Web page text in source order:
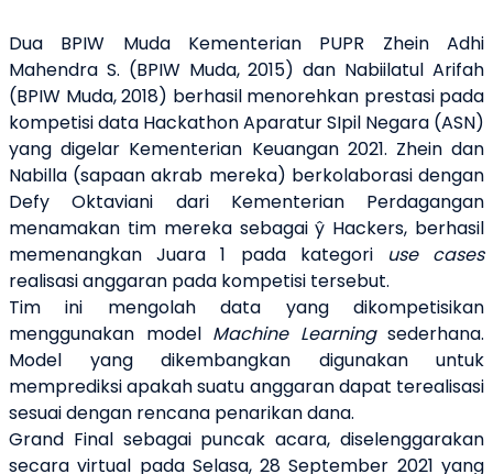
Dua BPIW Muda Kementerian PUPR Zhein Adhi
Mahendra S. (BPIW Muda, 2015) dan Nabiilatul Arifah
(BPIW Muda, 2018) berhasil menorehkan prestasi pada
kompetisi data Hackathon Aparatur SIpil Negara (ASN)
yang digelar Kementerian Keuangan 2021. Zhein dan
Nabilla (sapaan akrab mereka) berkolaborasi dengan
Defy Oktaviani dari Kementerian Perdagangan
menamakan tim mereka sebagai ŷ Hackers, berhasil
memenangkan Juara 1 pada kategori use cases
realisasi anggaran pada kompetisi tersebut.
Tim ini mengolah data yang dikompetisikan
menggunakan model Machine Learningsederhana.
Model yang dikembangkan digunakan untuk
memprediksi apakah suatu anggaran dapat terealisasi
sesuai dengan rencana penarikan dana.
Grand Final sebagai puncak acara, diselenggarakan
secara virtual pada Selasa, 28 September 2021 yang